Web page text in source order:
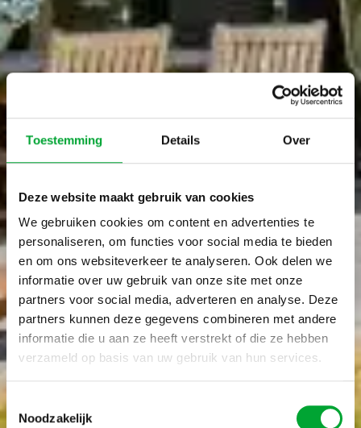
Toestemming Details Over
Deze website maakt gebruik van cookies
We gebruiken cookies om content en advertenties te
personaliseren, om functies voor social media te bieden
en om ons websiteverkeer te analyseren. Ook delen we
informatie over uw gebruik van onze site met onze
partners voor social media, adverteren en analyse. Deze
partners kunnen deze gegevens combineren met andere
informatie die u aan ze heeft verstrekt of die ze hebben
verzameld op basis van uw gebruik van hun services.
Toestemmingsselectie
Noodzakelijk